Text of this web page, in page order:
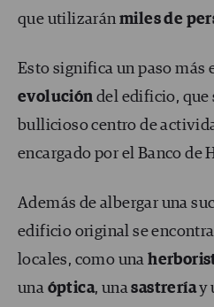
que utilizaránmiles de
Esto significa un paso más
evolución del edificio, que
bullicioso centro de
encargado por el Banco de
Además de albergar una
edificio original se
locales, como una
una óptica, unasastreríay